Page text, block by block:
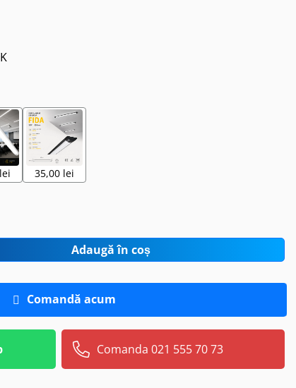
35,00 lei
Adaugă în coș
Comandă acum
Comanda 021 555 70 73